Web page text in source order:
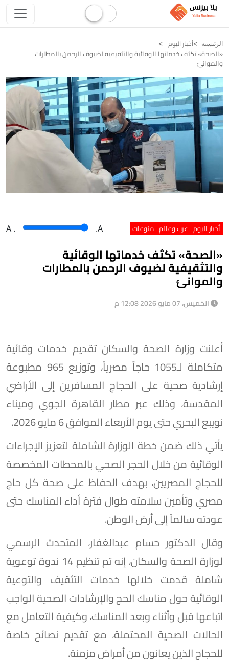
الرئيسيه أخبار اليوم
«الصحة» تكثف خدماتها الوقائية والتثقيفية لضيوف الرحمن بالمطارات
والموانئ
أخبار اليوم عرب وعالم منوعات A . .A
«الصحة» تكثف خدماتها الوقائية
والتثقيفية لضيوف الرحمن بالمطارات
والموانئ
الخميس، 07 مايو 2026 12:08 م
أعلنت وزارة الصحة والسكان تقديم خدمات وقائية
متكاملة لـ1055 حاجاً مصرياً، وتوزيع 965 مطبوعة
إرشادية صحية على الحجاج المسافرين إلى الأراضي
المقدسة، وذلك عبر مطار القاهرة الجوي وميناء
نويبع البحري حتى يوم الأربعاء الموافق 6 مايو 2026.
يأتي ذلك ضمن خطة الوزارة الشاملة لتعزيز الإجراءات
الوقائية من خلال الحجر الصحي بالمحطات المخصصة
للحجاج المصريين، بهدف الحفاظ على صحة كل حاج
مصري وتأمين سلامته طوال فترة أداء المناسك حتى
عودته سالماً إلى أرض الوطن.
وقال الدكتور حسام عبدالغفار، المتحدث الرسمي
لوزارة الصحة والسكان، إنه تم تنظيم 14 ندوة توعوية
شاملة قدمت خلالها خدمات التثقيف والتوعية
الوقائية حول مناسك الحج والإرشادات الصحية الواجب
اتباعها قبل وأثناء وبعد المناسك، وكيفية التعامل مع
الحالات الصحية المحتملة، مع تقديم نصائح خاصة
للحجاج الذين يعانون من أمراض مزمنة.